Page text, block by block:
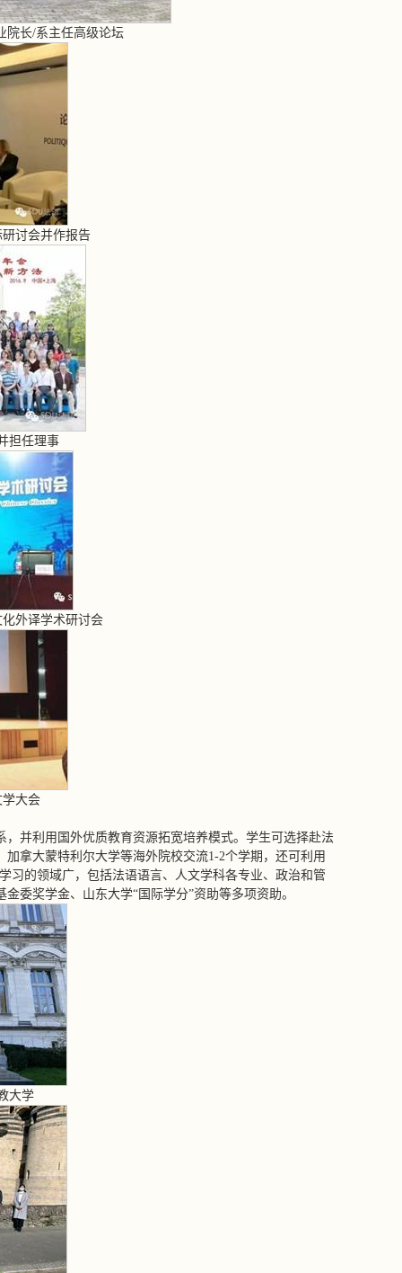
院长/系主任高级论坛
讨会并作报告
担任理事
外译学术研讨会
学大会
并利用国外优质教育资源拓宽培养模式。学生可选择赴法
拿大蒙特利尔大学等海外院校交流1-2个学期，还可利用
习的领域广，包括法语语言、人文学科各专业、政治和管
委奖学金、山东大学“国际学分”资助等多项资助。
大学